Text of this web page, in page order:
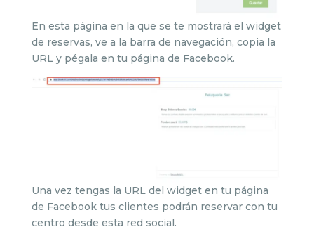
En esta página en la que se te mostrará el widget
de reservas, ve a la barra de navegación, copia la
URL y pégala en tu página de Facebook.
Una vez tengas la URL del widget en tu página
de Facebook tus clientes podrán reservar con tu
centro desde esta red social.